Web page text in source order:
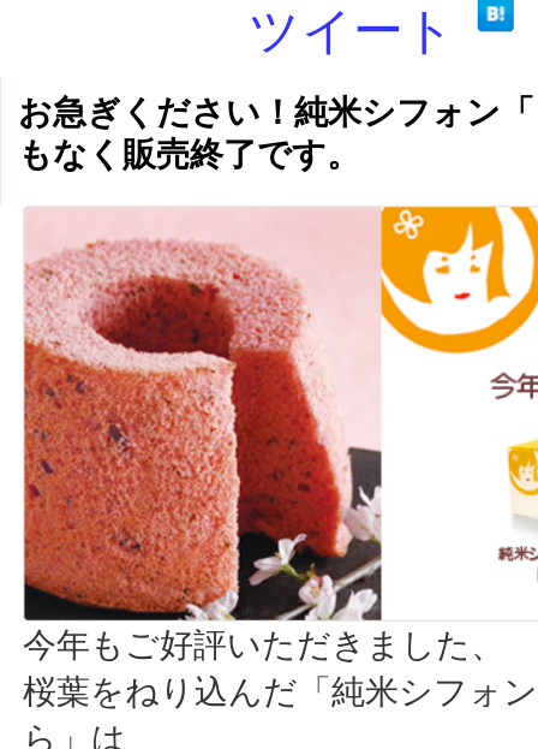
ツイート
お急ぎください！純米シフォン
もなく販売終了です。
今年もご好評いただきました、
桜葉をねり込んだ「純米シフォ
ら」は